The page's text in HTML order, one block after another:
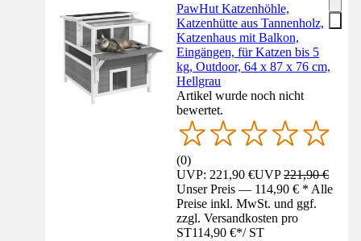
PawHut Katzenhöhle,
Katzenhütte aus Tannenholz,
Katzenhaus mit Balkon,
Eingängen, für Katzen bis 5
kg, Outdoor, 64 x 87 x 76 cm,
Hellgrau
Artikel wurde noch nicht
bewertet.
(0)
UVP: 221,90 €UVP221,90 €
Unser Preis — 114,90 € * Alle
Preise inkl. MwSt. und ggf.
zzgl. Versandkosten pro
ST114,90 €*/ ST